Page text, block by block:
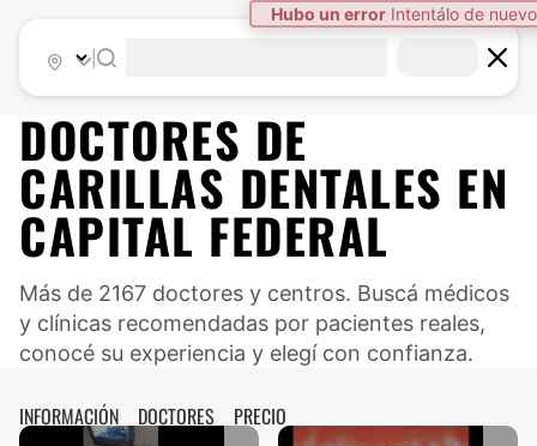
DOCTORES DE
CARILLAS DENTALES EN
CAPITAL FEDERAL
Más de 2167 doctores y centros. Buscá médicos
y clínicas recomendadas por pacientes reales,
conocé su experiencia y elegí con confianza.
INFORMACIÓN DOCTORES PRECIO